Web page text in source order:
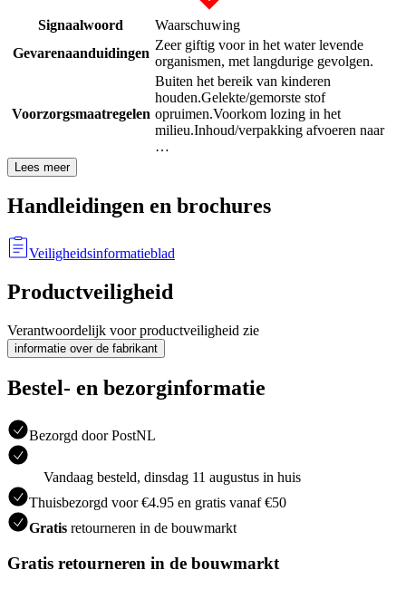
Signaalwoord
Waarschuwing
Gevarenaanduidingen
Zeer giftig voor in het water levende
organismen, met langdurige gevolgen.
Voorzorgsmaatregelen
Buiten het bereik van kinderen
houden.Gelekte/gemorste stof
opruimen.Voorkom lozing in het
milieu.Inhoud/verpakking afvoeren naar
…
Lees meer
Handleidingen en brochures
Veiligheidsinformatieblad
Productveiligheid
Verantwoordelijk voor productveiligheid zie
informatie over de fabrikant
Bestel- en bezorginformatie
Bezorgd door PostNL
Vandaag besteld, dinsdag 11 augustus in huis
Thuisbezorgd voor €4.95 en gratis vanaf €50
Gratis retourneren in de bouwmarkt
Gratis retourneren in de bouwmarkt